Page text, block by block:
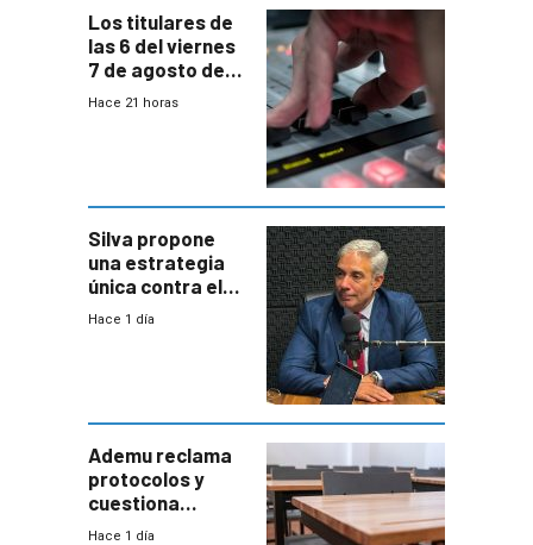
Los titulares de
las 6 del viernes
7 de agosto de
2026
Hace 21 horas
Silva propone
una estrategia
única contra el
narcotráfico y
Hace 1 día
Ademu reclama
protocolos y
cuestiona
demora de
Hace 1 día